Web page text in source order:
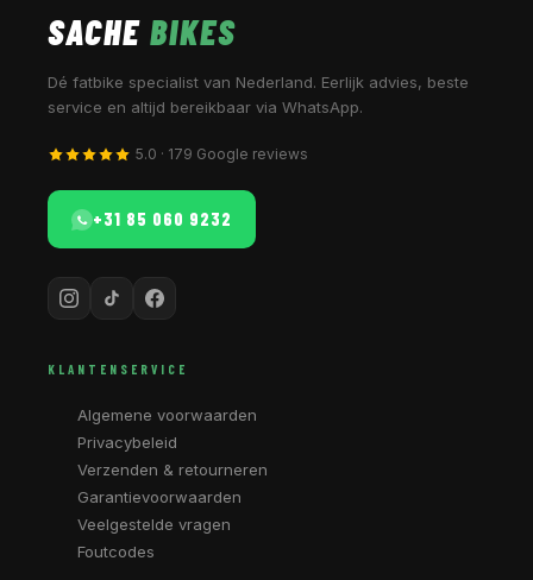
SACHE BIKES
Dé fatbike specialist van Nederland. Eerlijk advies, beste
service en altijd bereikbaar via WhatsApp.
5.0 · 179 Google reviews
+31 85 060 9232
KLANTENSERVICE
Algemene voorwaarden
Privacybeleid
Verzenden & retourneren
Garantievoorwaarden
Veelgestelde vragen
Foutcodes